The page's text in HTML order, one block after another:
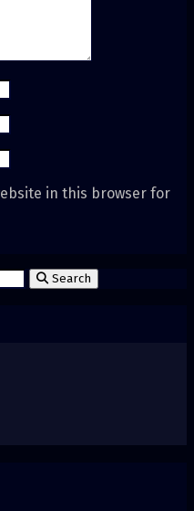
in this browser for
Search